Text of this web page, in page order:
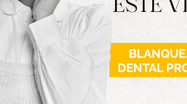
«las novedades positivas de esta nueva
la categoría de derecho y que impulsa la